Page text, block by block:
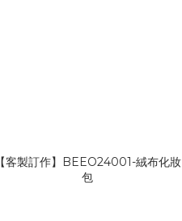
【客製訂作】BEEO24001-絨布化妝
包